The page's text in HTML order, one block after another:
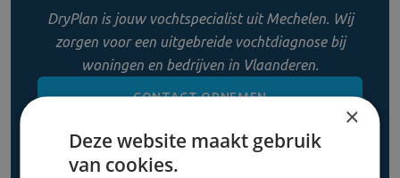
DryPlan is jouw vochtspecialist uit Mechelen. Wij
zorgen voor een uitgebreide vochtdiagnose bij
woningen en bedrijven in Vlaanderen.
CONTACT OPNEMEN
×
Deze website maakt gebruik
van cookies.